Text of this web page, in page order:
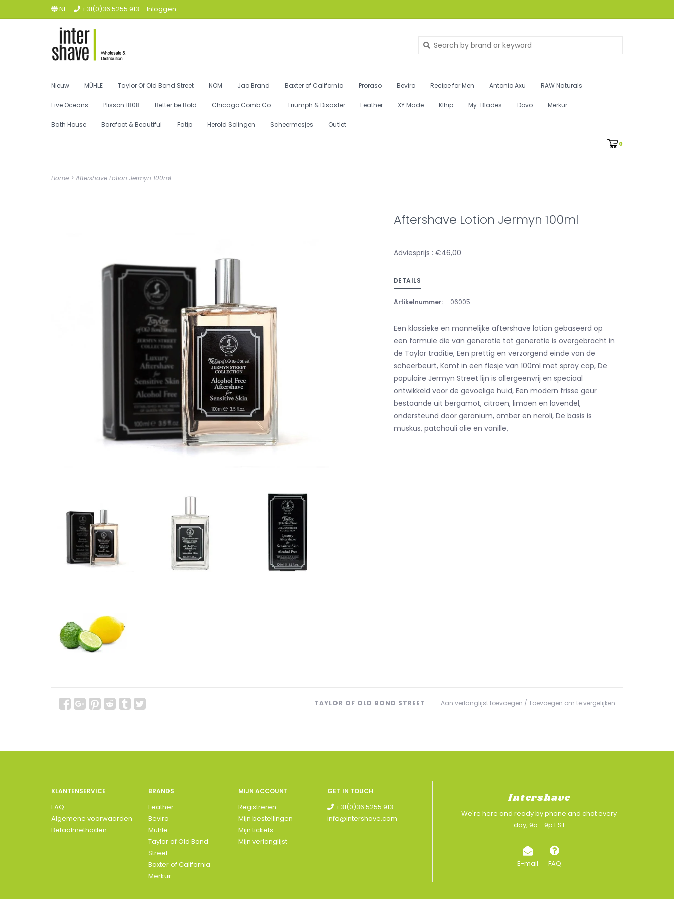
NL +31(0)36 5255 913 Inloggen
Nieuw MÜHLE Taylor Of Old Bond Street NOM Jao Brand Baxter of California Proraso Beviro Recipe for Men Antonio Axu RAW Naturals
Five Oceans Plisson 1808 Better be Bold Chicago Comb Co. Triumph & Disaster Feather XY Made Klhip My-Blades Dovo Merkur
Bath House Barefoot & Beautiful Fatip Herold Solingen Scheermesjes Outlet
0
Home > Aftershave Lotion Jermyn 100ml
Aftershave Lotion Jermyn 100ml
Adviesprijs : €46,00
DETAILS
Artikelnummer: 06005
Een klassieke en mannelijke aftershave lotion gebaseerd op
een formule die van generatie tot generatie is overgebracht in
de Taylor traditie, Een prettig en verzorgend einde van de
scheerbeurt, Komt in een flesje van 100ml met spray cap, De
populaire Jermyn Street lijn is allergeenvrij en speciaal
ontwikkeld voor de gevoelige huid, Een modern frisse geur
bestaande uit bergamot, citroen, limoen en lavendel,
ondersteund door geranium, amber en neroli, De basis is
muskus, patchouli olie en vanille,
Aan verlanglijst toevoegen / Toevoegen om te vergelijken
TAYLOR OF OLD BOND STREET
KLANTENSERVICE
FAQ
Algemene voorwaarden
Betaalmethoden
BRANDS
Feather
Beviro
Muhle
Taylor of Old Bond
Street
Baxter of California
Merkur
MIJN ACCOUNT
Registreren
Mijn bestellingen
Mijn tickets
Mijn verlanglijst
GET IN TOUCH
+31(0)36 5255 913
info@intershave.com
Intershave
We're here and ready by phone and chat every
day, 9a - 9p EST
E-mail FAQ